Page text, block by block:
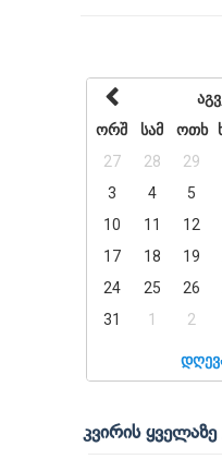
ორშ
სამ ოთხ
27
28 29
3
4 5
10
11 12
17
18 19
24
25 26
31
1 2
კვირის